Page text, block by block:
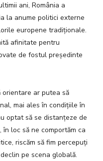
ani, România a
la anume politici externe
europene tradiționale.
afinitate pentru
de fostul președinte
ar putea să
mai ales în condițiile în
optat să se distanțeze de
loc să ne comportăm ca
riscăm să fim percepuți
pe scena globală.